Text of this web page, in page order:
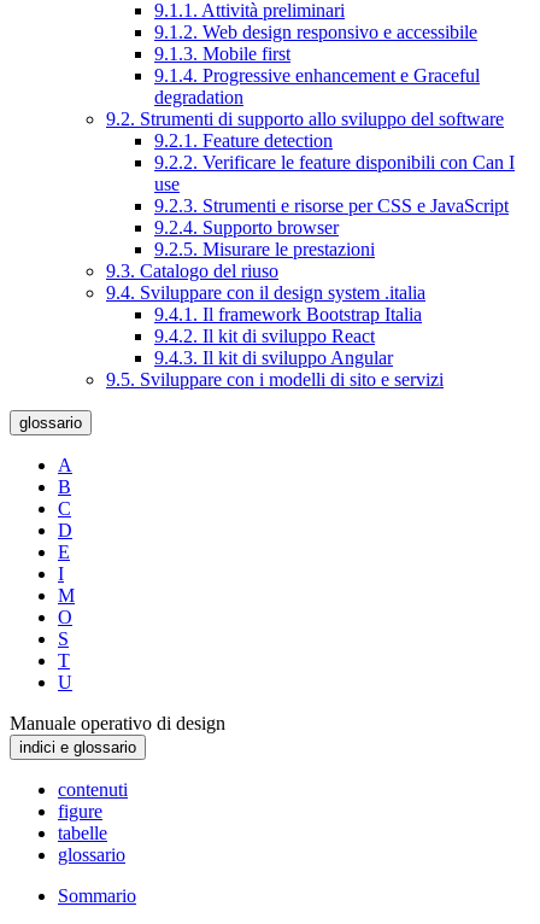
9.1.1. Attività preliminari
9.1.2. Web design responsivo e accessibile
9.1.3. Mobile first
9.1.4. Progressive enhancement e Graceful
degradation
9.2. Strumenti di supporto allo sviluppo del software
9.2.1. Feature detection
9.2.2. Verificare le feature disponibili con Can I
use
9.2.3. Strumenti e risorse per CSS e JavaScript
9.2.4. Supporto browser
9.2.5. Misurare le prestazioni
9.3. Catalogo del riuso
9.4. Sviluppare con il design system .italia
9.4.1. Il framework Bootstrap Italia
9.4.2. Il kit di sviluppo React
9.4.3. Il kit di sviluppo Angular
9.5. Sviluppare con i modelli di sito e servizi
glossario
A
B
C
D
E
I
M
O
S
T
U
Manuale operativo di design
indici e glossario
contenuti
figure
tabelle
glossario
Sommario